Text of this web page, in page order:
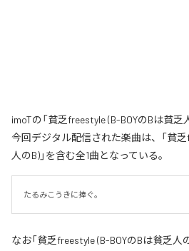
imoTの「貧乏freestyle (B-BOYのBは貧乏
今回デジタル配信された楽曲は、「貧乏
人のB)」を含む全1曲となっている。
たるみこうきに捧ぐ。
なお「貧乏freestyle (B-BOYのBは貧乏人